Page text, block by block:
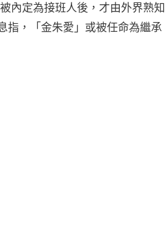
內定為接班人後，才由外界熟知
指，「金朱愛」或被任命為繼承